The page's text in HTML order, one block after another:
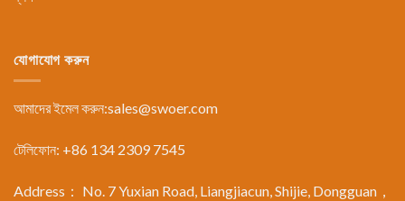
যোগাযোগ করুন
আমাদের ইমেল করুন:sales@swoer.com
টেলিফোন: +86 134 2309 7545
Address： No. 7 Yuxian Road, Liangjiacun, Shijie, Dongguan，